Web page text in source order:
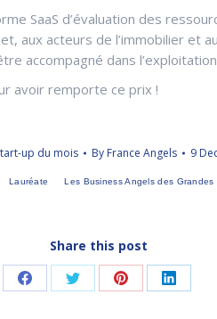
SaaS d’évaluation des
aux acteurs de l’immobilier
accompagné dans
avoir remporte ce prix !
up du mois By France Angels 9
Lauréate Les Business Angels des Grandes
Share this post
Share Share Share Share